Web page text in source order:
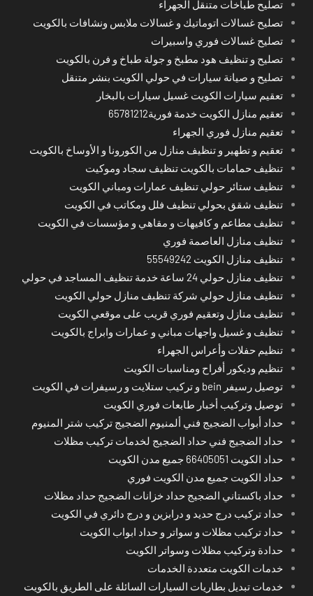
تصليح طباخات متنقل الجهراء
تصليح غسالات اتوماتيك و غسالات ملابس ونشافات بالكويت
تصليح غسالات فوري واسبيرات
تصليح و تنظيف هود مطبخ و جولة طباخ و فرن بالكويت
تصليح و صيانة سيارات في حولي الكويت بنشر متنقل
تعقيم سيارات الكويت غسيل سيارات بالبخار
تعقيم منازل الكويت خدمة فورية65781212
تعقيم منازل فوري الجهراء
تعقيم و تطهير و تنظيف منازل من الكورونا و الأوساخ بالكويت
تنظيف حمامات بالكويت تنظيف سجاد وموكيت
تنظيف ستائر حولي تنظيف عمارات ومباني الكويت
تنظيف شقق بحولي تنظيف فلل ومكاتب في الكويت
تنظيف مطاعم و كافيهات و مقاهي و مؤسسات في الكويت
تنظيف منازل العاصمة فوري
تنظيف منازل الكويت 55549242
تنظيف منازل حولي 24 ساعة خدمة تنظيف المساجد في حولي
تنظيف منازل حولي شركة تنظيف منازل حولي الكويت
تنظيف منازل وتعقيم فوري قريب على موقعي الكويت
تنظيف و غسيل واجهات مباني و عمارات وابراج بالكويت
تنظيم حفلات وأعراس الجهراء
تنظيم وديكور أفراح ومناسبات الكويت
توصيل رسيفر bein و تركيب ستلايت و رسيفرات في الكويت
توصيل وتركيب أخبار طابعات فوري الكويت
حداد أبواب الضجيج فني ألمنيوم الضجيج تركيب شتر المنيوم
حداد الضجيج فني حداد الضجيج لخدمات تركيب مظلات
حداد الكويت 66405051 جميع مدن الكويت
حداد الكويت جميع مدن الكويت فوري
حداد باكستاني الضجيج حداد خزانات الضجيج حداد مظلات
حداد تركيب درج حديد و درابزين و درج دائري في الكويت
حداد تركيب مظلات و سواتر و حداد ابواب الكويت
حدادة وتركيب مظلات وسواتر الكويت
خدمات الكويت متعددة الخدمات
خدمات تبديل بطاريات السيارات السائلة على الطريق بالكويت